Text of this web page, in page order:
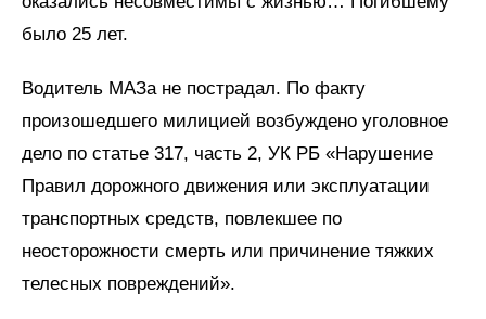
было 25 лет.
Водитель МАЗа не пострадал. По факту
произошедшего милицией возбуждено уголовное
дело по статье 317, часть 2, УК РБ «Нарушение
Правил дорожного движения или эксплуатации
транспортных средств, повлекшее по
неосторожности смерть или причинение тяжких
телесных повреждений».